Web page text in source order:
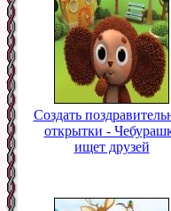
Создать
открытки -
ищет друзей